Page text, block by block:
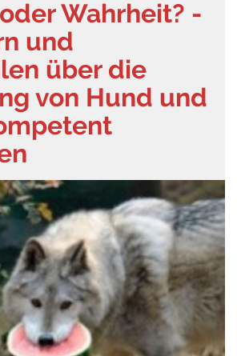
Wahrheit? -
und
über die
von Hund und